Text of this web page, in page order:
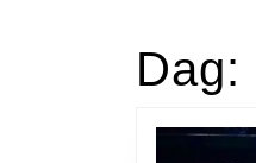
Dag: